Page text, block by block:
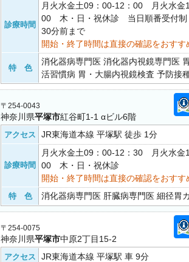
診療時間
月火水金土09：00-12：00 月火水金
00 木・日・祝休診 当日順番受付
30分前まで
開始・終了時間は直接の確認をおすす
特 色
消化器病専門医 消化器内視鏡専門医
活習慣病 胃・大腸内視鏡検査 予防接
〒254-0043
神奈川県平塚市紅谷町1-1 αビル6階
アクセス JR東海道本線 平塚駅 徒歩 1分
診療時間
月火水金土09：00-12：30 月火水金
00 木・日・祝休診
開始・終了時間は直接の確認をおすす
特 色 消化器病専門医 肝臓病専門医 細径胃
〒254-0075
神奈川県平塚市中原2丁目15-2
アクセス JR東海道本線 平塚駅 車 9分